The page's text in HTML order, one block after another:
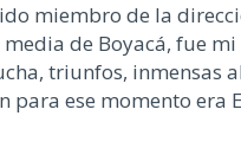
miembro de la
de Boyacá, fue
triunfos, inmensas
para ese momento era